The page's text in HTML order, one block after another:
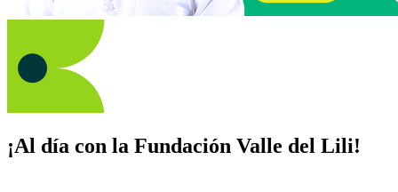
¡Al día con la Fundación Valle del Lili!